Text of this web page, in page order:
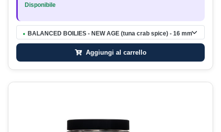
Disponibile
● BALANCED BOILIES - NEW AGE (tuna crab spice) - 16 mm
Aggiungi al carrello